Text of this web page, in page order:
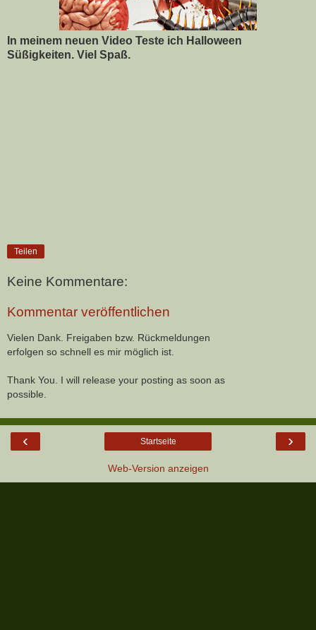
In meinem neuen Video Teste ich Halloween
Süßigkeiten. Viel Spaß.
Teilen
Keine Kommentare:
Kommentar veröffentlichen
Vielen Dank. Freigaben bzw. Rückmeldungen
erfolgen so schnell es mir möglich ist.
Thank You. I will release your posting as soon as
possible.
‹ ›
Startseite
Web-Version anzeigen